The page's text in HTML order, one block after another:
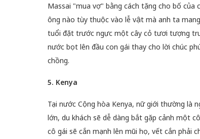
Massai "mua vợ" bằng cách tặng cho bố của
ông nào tùy thuộc vào lễ vật mà anh ta
tuổi đặt trước ngực một cây cỏ tươi tượng
nước bọt lên đầu con gái thay cho lời chúc
chồng.
5. Kenya
Tại nước Cộng hòa Kenya, nữ giới thường là
lớn, du khách sẽ dễ dàng bắt gặp cảnh một
cô gái sẽ cắn mạnh lên mũi họ, vết cắn phải